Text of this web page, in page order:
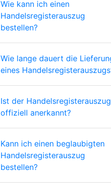
Wie kann ich einen
Handelsregisterauszug
bestellen?
Wie lange dauert die
eines
Ist der Handelsregisterauszug
offiziell anerkannt?
Kann ich einen beglaubigten
Handelsregisterauszug
bestellen?